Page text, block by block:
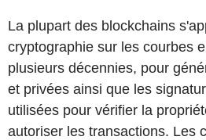
La plupart des blockchains
cryptographie sur les courbes
plusieurs décennies, pour
et privées ainsi que les
utilisées pour vérifier la
autoriser les transactions. Les